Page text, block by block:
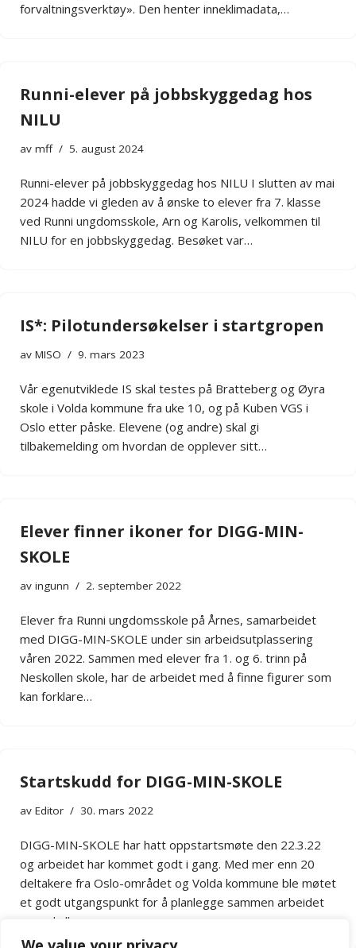
forvaltningsverktøy». Den henter inneklimadata,…
Runni-elever på jobbskyggedag hos
NILU
av mff 5. august 2024
Runni-elever på jobbskyggedag hos NILU I slutten av mai
2024 hadde vi gleden av å ønske to elever fra 7. klasse
ved Runni ungdomsskole, Arn og Karolis, velkommen til
NILU for en jobbskyggedag. Besøket var…
IS*: Pilotundersøkelser i startgropen
av MISO 9. mars 2023
Vår egenutviklede IS skal testes på Bratteberg og Øyra
skole i Volda kommune fra uke 10, og på Kuben VGS i
Oslo etter påske. Elevene (og andre) skal gi
tilbakemelding om hvordan de opplever sitt…
Elever finner ikoner for DIGG-MIN-
SKOLE
av ingunn 2. september 2022
Elever fra Runni ungdomsskole på Årnes, samarbeidet
med DIGG-MIN-SKOLE under sin arbeidsutplassering
våren 2022. Sammen med elever fra 1. og 6. trinn på
Neskollen skole, har de arbeidet med å finne figurer som
kan forklare…
Startskudd for DIGG-MIN-SKOLE
av Editor 30. mars 2022
DIGG-MIN-SKOLE har hatt oppstartsmøte den 22.3.22
og arbeidet har kommet godt i gang. Med mer enn 20
deltakere fra Oslo-området og Volda kommune ble møtet
et godt utgangspunkt for å planlegge sammen arbeidet
som skall…